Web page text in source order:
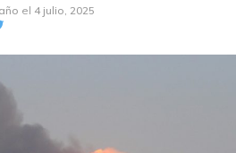
el 4 julio, 2025